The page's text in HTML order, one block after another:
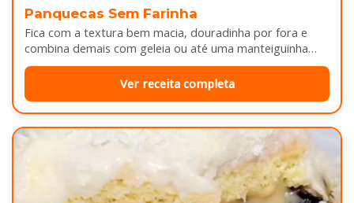
Panquecas Sem Farinha
Fica com a textura bem macia, douradinha por fora e
combina demais com geleia ou até uma manteiguinha
derretendo por cima...
Ver receita completa